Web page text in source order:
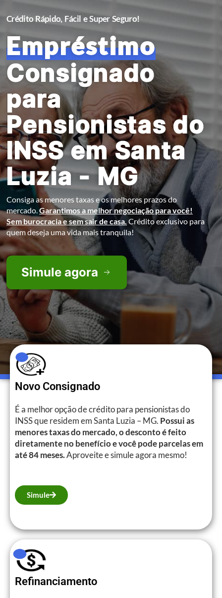
Crédito Rápido, Fácil e Super Seguro!
Empréstimo
Consignado
para
Pensionistas do
INSS em Santa
Luzia - MG
Consiga as menores taxas e os melhores prazos do
mercado.Garantimos a melhor negociação para você!
Sem burocracia e sem sair de casa. Crédito exclusivo para
quem deseja uma vida mais tranquila!
Simule agora
Novo Consignado
É a melhor opção de crédito para pensionistas do
INSS que residem em Santa Luzia – MG. Possui as
menores taxas do mercado, o desconto é feito
diretamente no benefício e você pode parcelas em
até 84 meses.Aproveite e simule agora mesmo!
Simule
Refinanciamento